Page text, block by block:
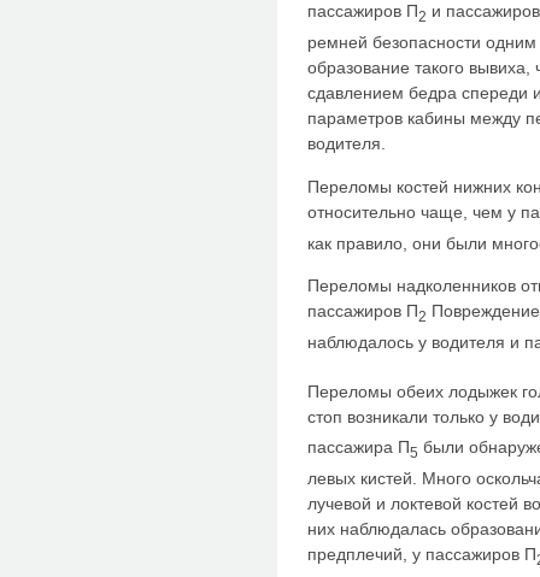
пассажиров П2 и
ремней безопасности
образование такого вывиха,
сдавлением бедра спереди
параметров кабины между
водителя.
Переломы костей нижних
относительно чаще, чем у
как правило, они были
Переломы надколенников
пассажиров П2 Повреждение
наблюдалось у водителя и
Переломы обеих лодыжек
стоп возникали только у
пассажира П5 были
левых кистей. Много
лучевой и локтевой костей
них наблюдалась
предплечий, у пассажиров П